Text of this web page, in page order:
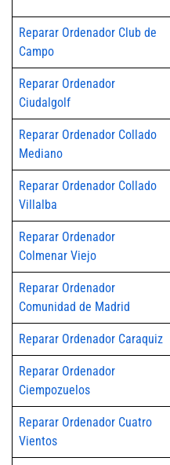
Reparar Ordenador Club de
Campo
Reparar Ordenador
Ciudalgolf
Reparar Ordenador Collado
Mediano
Reparar Ordenador Collado
Villalba
Reparar Ordenador
Colmenar Viejo
Reparar Ordenador
Comunidad de Madrid
Reparar Ordenador Caraquiz
Reparar Ordenador
Ciempozuelos
Reparar Ordenador Cuatro
Vientos